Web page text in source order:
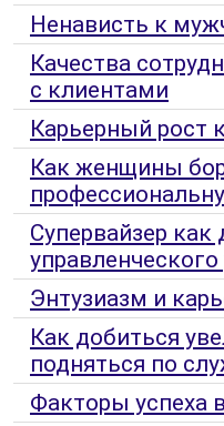
Ненависть к
Качества
с клиентами
Карьерный рост
Как женщины
Супервайзер
управленческого
Энтузиазм и
Как добиться
подняться по
Факторы успеха